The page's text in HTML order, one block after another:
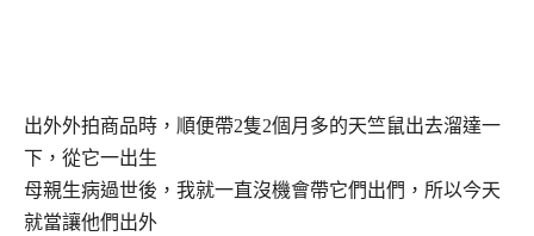
出外外拍商品時 ，順便帶2隻2個月多的天竺鼠出去溜達一
下，從它一出生
母親生病過世後，我就一直沒機會帶它們出們，所以今天
就當讓他們出外